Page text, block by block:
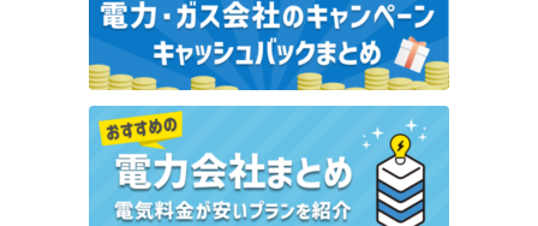
バリューでんきのキャンペーン・特典情報｜最大
24,000円キャッシュバック【2026年8月】
沖縄ガスニューパワーのキャンペーン・特典情報 キ
ャッシュバックなど特典はある？